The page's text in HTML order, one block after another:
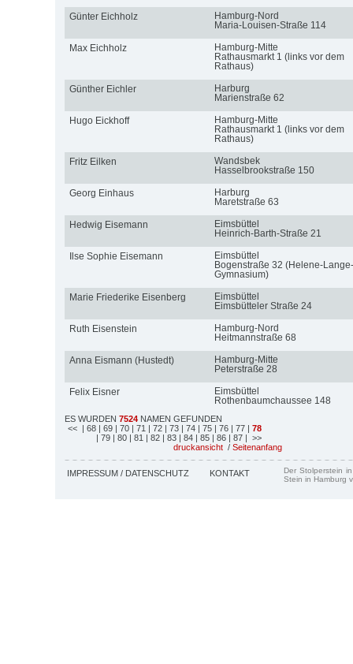
Günter Eichholz
Hamburg-Nord
Maria-Louisen-Straße 114
Max Eichholz
Hamburg-Mitte
Rathausmarkt 1 (links vor dem
Rathaus)
Günther Eichler
Harburg
Marienstraße 62
Hugo Eickhoff
Hamburg-Mitte
Rathausmarkt 1 (links vor dem
Rathaus)
Fritz Eilken
Wandsbek
Hasselbrookstraße 150
Georg Einhaus
Harburg
Maretstraße 63
Hedwig Eisemann
Eimsbüttel
Heinrich-Barth-Straße 21
Ilse Sophie Eisemann
Eimsbüttel
Bogenstraße 32 (Helene-Lange-
Gymnasium)
Marie Friederike Eisenberg
Eimsbüttel
Eimsbütteler Straße 24
Ruth Eisenstein
Hamburg-Nord
Heitmannstraße 68
Anna Eismann (Hustedt)
Hamburg-Mitte
Peterstraße 28
Felix Eisner
Eimsbüttel
Rothenbaumchaussee 148
ES WURDEN 7524 NAMEN GEFUNDEN
<< | 68 | 69 | 70 | 71 | 72 | 73 | 74 | 75 | 76 | 77 | 78
| 79 | 80 | 81 | 82 | 83 | 84 | 85 | 86 | 87 | >>
druckansicht / Seitenanfang
IMPRESSUM / DATENSCHUTZ KONTAKT
Der Stolperstein
Stein in Hamburg